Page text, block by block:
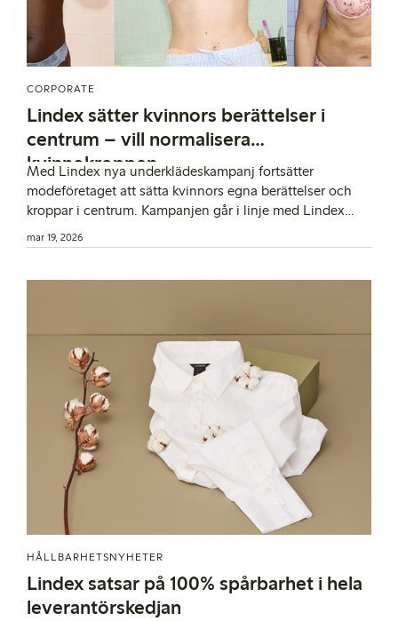
CORPORATE
Lindex sätter kvinnors berättelser i
centrum – vill normalisera
kvinnokroppen
Med Lindex nya underklädes­kampanj fortsätter
modeföretaget att sätta kvinnors egna berättelser och
kroppar i centrum. Kampanjen går i linje med Lindex
högre syfte: att driva meningsfull förändring för kvinnor,
så att varje kvinna kan njuta av livet i harmoni med sin
mar 19, 2026
HÅLLBARHETSNYHETER
Lindex satsar på 100% spårbarhet i hela
leverantörskedjan